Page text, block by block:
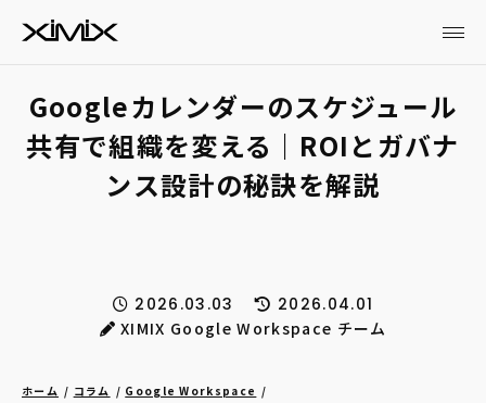
Googleカレンダーのスケジュール
共有で組織を変える｜ROIとガバナ
ンス設計の秘訣を解説
2026.03.03
2026.04.01
XIMIX Google Workspace チーム
ホーム コラム
Google Workspace